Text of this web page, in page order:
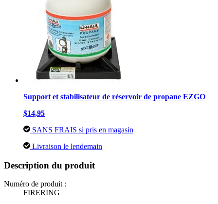
Support et stabilisateur de réservoir de propane EZGO
$14,95
SANS FRAIS si pris en magasin
Livraison le lendemain
Description du produit
Numéro de produit :
FIRERING